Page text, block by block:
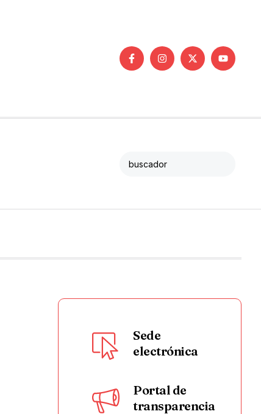
Sede
electrónica
Portal de
transparencia